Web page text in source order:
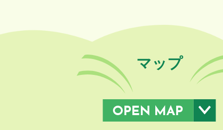
マップ
OPEN MAP